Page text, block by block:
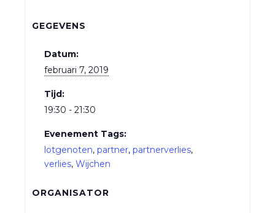
GEGEVENS
Datum:
februari 7, 2019
Tijd:
19:30 - 21:30
Evenement Tags:
lotgenoten, partner, partnerverlies,
verlies, Wijchen
ORGANISATOR